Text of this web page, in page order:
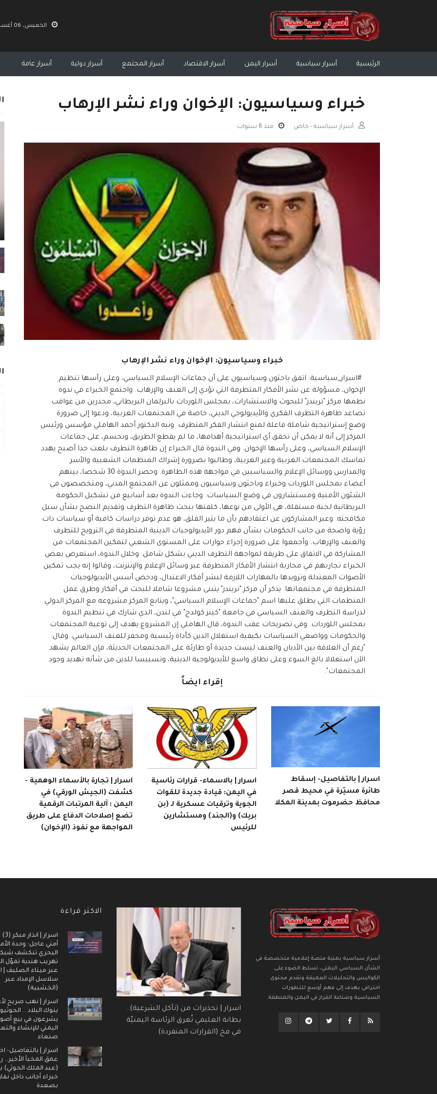
الخميس، 06 أغسطس 2026 12:07 م
الرئيسية أسرار سياسية أسرار اليمن أسرار الاقتصاد أسرار المجتمع أسرار دولية أسرار عامة
خبراء وسياسيون: الإخوان وراء نشر الإرهاب
أسرار سياسية - خاص منذ 8 سنوات
خبراء وسياسيون: الإخوان وراء نشر الإرهاب
#اسرار_سياسية: اتفق باحثون وسياسيون على أن جماعات الإسلام السياسي، وعلى رأسها تنظيم
الإخوان، مسؤولة عن نشر الأفكار المتطرفة التي تؤدي إلى العنف والإرهاب. واجتمع الخبراء في ندوة
نظمها مركز "تريندز" للبحوث والاستشارات، بمجلس اللوردات بالبرلمان البريطاني، محذرين من عواقب
تصاعد ظاهرة التطرف الفكري والأيديولوجي الديني، خاصة في المجتمعات الغربية، ودعوا إلى ضرورة
وضع إستراتيجية شاملة فاعلة لمنع انتشار الفكر المتطرف. ونبه الدكتور أحمد الهاملي مؤسس ورئيس
المركز إلى أنه لا يمكن أن تحقق أي استراتيجية أهدافها، ما لم يقطع الطريق، وبحسم، على جماعات
الإسلام السياسي، وعلى رأسها الإخوان. وفي الندوة قال الخبراء إن ظاهرة التطرف بلغت حدا أصبح يهدد
تماسك المجتمعات الغربية وغير الغربية، وطالبوا بضرورة إشراك المنظمات الشعبية والأسر
والمدارس ووسائل الإعلام والسياسيين في مواجهة هذه الظاهرة. وحضر الندوة 30 شخصا، بينهم
أعضاء بمجلس اللوردات وخبراء وباحثون وسياسيون وممثلون عن المجتمع المدني، ومتخصصون في
الشئون الأمنية ومستشارون في وضع السياسات. وجاءت الندوة بعد أسابيع من تشكيل الحكومة
البريطانية لجنة مستقلة، هى الأولى من نوعها، كلفتها ببحث ظاهرة التطرف وتقديم النصح بشأن سبل
مكافحته. وعبر المشاركون عن اعتقادهم بأن ما يثير القلق، هو عدم توفر دراسات كافية أو سياسات ذات
رؤية واضحة من جانب الحكومات بشأن فهم دور الأيديولوجيات الدينية المتطرفة في الترويج للتطرف
والعنف والإرهاب. وأجمعوا على ضرورة إجراء حوارات على المستوى الشعبي لتمكين المجتمعات من
المشاركة في الاتفاق على طريقة لمواجهة التطرف الديني بشكل شامل. وخلال الندوة، استعرض بعض
الخبراء تجاربهم في محاربة انتشار الأفكار المتطرفة عبر وسائل الإعلام والإنترنت، وقالوا إنه يجب تمكين
الأصوات المعتدلة وتزويدها بالمهارات اللازمة لنشر أفكار الاعتدال، ودحض أسس الأيديولوجيات
المتطرفة في مجتمعاتها. يذكر أن مركز "تريندز" يتبنى مشروعا شاملا للبحث في أفكار وطرق عمل
المنظمات التي يطلق عليها اسم "جماعات الإسلام السياسي"، ويتابع المركز مشروعه مع المركز الدولي
لدراسة التطرف والعنف السياسي في جامعة "كينز كولدج" في لندن، الذي شارك في تنظيم الندوة
بمجلس اللوردات. وفي تصريحات عقب الندوة، قال الهاملي إن المشروع يهدف إلى توعية المجتمعات
والحكومات وواضعي السياسات بكيفية استغلال الدين كأداة رئيسية ومحفز للعنف السياسي. وقال:
"رغم أن العلاقة بين الأديان والعنف ليست جديدة أو طارئة على المجتمعات الحديثة، فإن العالم يشهد
الآن استغلالا بالغ السوء وعلى نطاق واسع للأيديولوجية الدينية، وتسييسا للدين من شأنه تهديد وجود
المجتمعات".
إقراء ايضاً
اسرار | بالتفاصيل- إسقاط
طائرة مسيّرة في محيط قصر
محافظ حضرموت بمدينة المكلا
اسرار | بالاسماء- قرارات رئاسية
في اليمن: قيادة جديدة للقوات
الجوية وترقيات عسكرية لـ (بن
بريك) و(الجند) ومستشارين
للرئيس
اسرار | تجارة بالأسماء الوهمية -
كشفت (الجيش الورقي) في
اليمن : آلية المرتبات الرقمية
تضع إصلاحات الدفاع على طريق
المواجهة مع نفوذ (الإخوان)
أسرار سياسية يمنية منصة إعلامية متخصصة في
الشأن السياسي اليمني، تسلط الضوء على
الكواليس والتحليلات العميقة وتقدم محتوى
احترافي يهدف إلى فهم أوسع للتطورات
السياسية وصناعة القرار في اليمن والمنطقة.
اسرار | تحذيرات من (تآكل الشرعية)..
بطانة العليمي تُغرق الرئاسة اليمنيّة
في فخ (القرارات المنفردة)
الاكثر قراءة
أمني عاجل: وحدة
البحري تنكشف
تهريب هندية تموّل
عبر ميناء الصليف |
سلاسل الإمداد عبر
(الخشبية)
اسرار | نهب صريح
بنوك البلاد ..
يشرعون في بيع
اليمني للإنشاء
صنعاء
اسرار | بالتفاصيل-
عمق المخبأ الأخير..
(عبد الملك الحوثي)
خبراء أجانب داخل
بصعدة